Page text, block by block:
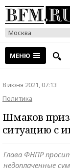
Москва
МЕНЮ
8 июня 2021, 07:13
Политика
Шмаков
ситуацию с
Глава ФНПР
недоплаченные